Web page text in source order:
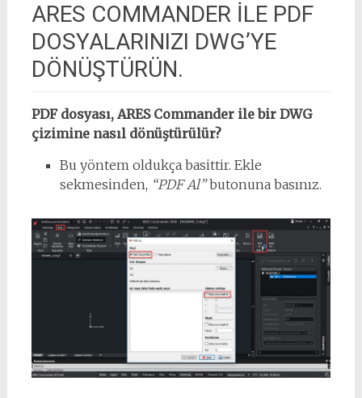
ARES COMMANDER İLE PDF
DOSYALARINIZI DWG’YE
DÖNÜŞTÜRÜN.
PDF dosyası, ARES Commander ile bir DWG
çizimine nasıl dönüştürülür?
Bu yöntem oldukça basittir. Ekle
sekmesinden, “PDF Al”butonuna basınız.